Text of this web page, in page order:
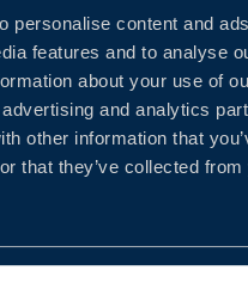
personalise content and
features and to analyse
about your use of
and analytics
other information that
that they’ve collected